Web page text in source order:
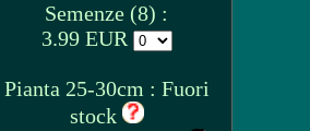
Semenze (8) :
3.99 EUR
Pianta 25-30cm : Fuori
stock